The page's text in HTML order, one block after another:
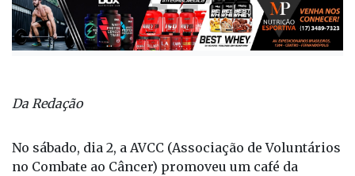
Da Redação
No sábado, dia 2, a AVCC (Associação de Voluntários
no Combate ao Câncer) promoveu um café da